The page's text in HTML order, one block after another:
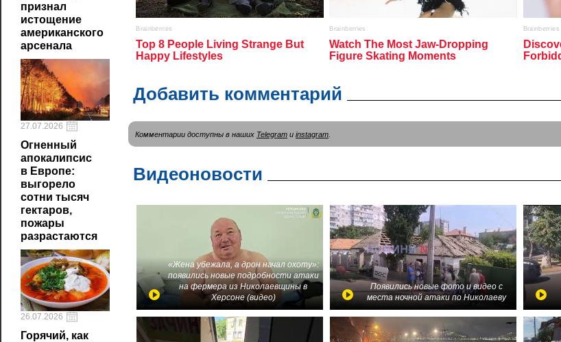
признал
истощение
американского
арсенала
27.07.2026
Огненный
апокалипсис
в Европе:
выгорело
сотни тысяч
гектаров,
пожары
разрастаются
26.07.2026
Горячий, как
Добавить комментарий
Комментарии доступны в наших Telegram и instagram
Видеоновости
«Жена убежала, а дрон начал охоту»:
появились новые подробности атаки
на фермера из Николаевщины в
Херсоне (видео)
Появились новые фото и видео с
места ночной атаки по Николаеву